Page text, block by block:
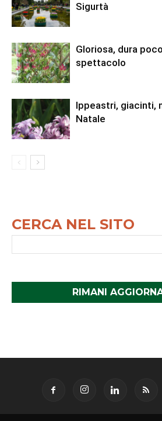
Sigurtà
Gloriosa, dura
spettacolo
Ippeastri, giacinti,
Natale
CERCA NEL SITO
RIMANI